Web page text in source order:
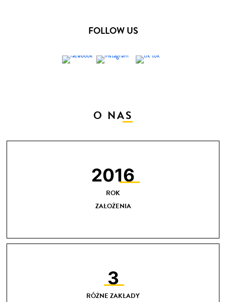
FOLLOW US
O NAS
2016
ROK
ZAŁOŻENIA
3
RÓŻNE ZAKŁADY